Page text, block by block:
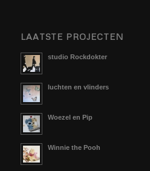
LAATSTE PROJECTEN
studio Rockdokter
luchten en vlinders
Woezel en Pip
Winnie the Pooh